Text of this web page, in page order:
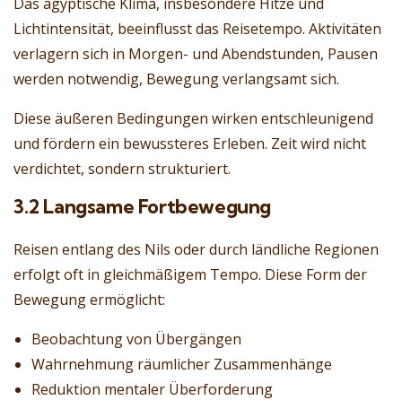
Lichtintensität, beeinflusst das Reisetempo. Aktivitäten
verlagern sich in Morgen- und Abendstunden, Pausen
werden notwendig, Bewegung verlangsamt sich.
Diese äußeren Bedingungen wirken entschleunigend
und fördern ein bewussteres Erleben. Zeit wird nicht
verdichtet, sondern strukturiert.
3.2 Langsame Fortbewegung
Reisen entlang des Nils oder durch ländliche Regionen
erfolgt oft in gleichmäßigem Tempo. Diese Form der
Bewegung ermöglicht:
Beobachtung von Übergängen
Wahrnehmung räumlicher Zusammenhänge
Reduktion mentaler Überforderung